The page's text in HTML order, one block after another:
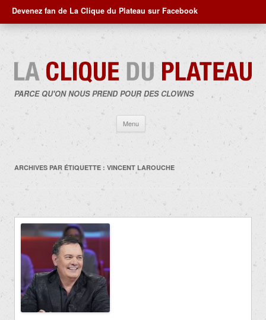
Devenez fan de La Clique du Plateau sur Facebook
PARCE QU'ON NOUS PREND POUR DES CLOWNS
Menu
contenu
ARCHIVES PAR ÉTIQUETTE : VINCENT LAROUCHE